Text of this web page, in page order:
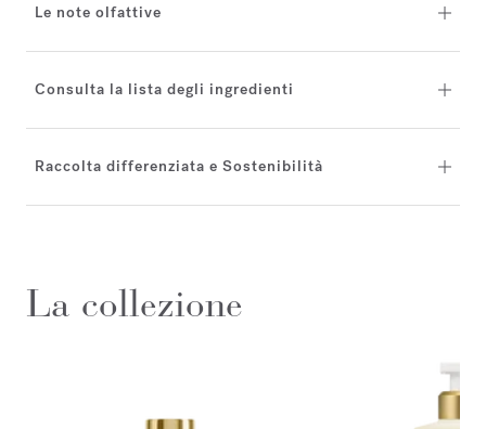
Le note olfattive
Consulta la lista degli ingredienti
Raccolta differenziata e Sostenibilità
La collezione